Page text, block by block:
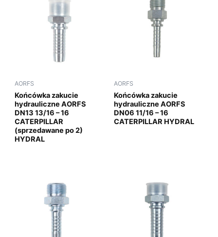
AORFS
Końcówka zakucie
hydrauliczne AORFS
DN13 13/16 – 16
CATERPILLAR
(sprzedawane po 2)
HYDRAL
AORFS
Końcówka zakucie
hydrauliczne AORFS
DN06 11/16 – 16
CATERPILLAR HYDRAL